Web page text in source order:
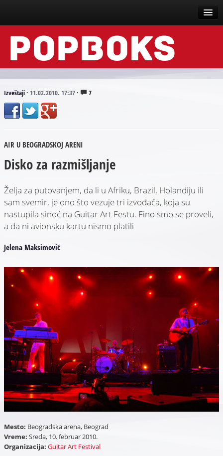
Vesti
Događaji
Tekstovi
Scena
Arhive
Izveštaji· 11.02.2010. 17:37· 7
AIR U BEOGRADSKOJ ARENI
Disko za razmišljanje
Želja za putovanjem, da li u Afriku, Brazil, Holandiju ili
sam svemir, je ono što vezuje tri izvođača, koja su
nastupila sinoć na Guitar Art Festu. Fino smo se proveli,
a da ni avionsku kartu nismo platili
Jelena Maksimović
Mesto: Beogradska arena, Beograd
Vreme: Sreda, 10. februar 2010.
Organizacija: Guitar Art Festival